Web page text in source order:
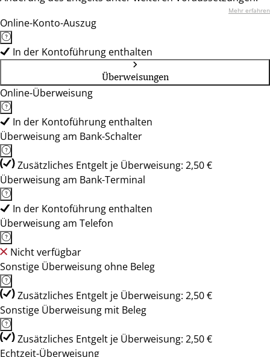
Mehr erfahren
Online-Konto-Auszug
In der Kontoführung enthalten
Überweisungen
Online-Überweisung
In der Kontoführung enthalten
Überweisung am Bank-Schalter
Zusätzliches Entgelt je Überweisung: 2,50 €
Überweisung am Bank-Terminal
In der Kontoführung enthalten
Überweisung am Telefon
Nicht verfügbar
Sonstige Überweisung ohne Beleg
Zusätzliches Entgelt je Überweisung: 2,50 €
Sonstige Überweisung mit Beleg
Zusätzliches Entgelt je Überweisung: 2,50 €
Echtzeit-Überweisung